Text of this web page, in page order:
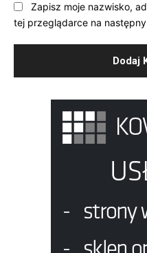
Zapisz moje nazwisko,
tej przeglądarce na